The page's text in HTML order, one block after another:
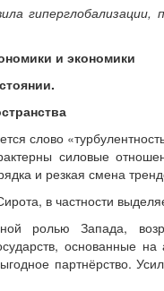
гиперглобализации,
и экономики
слово
силовые
и резкая смена
в частности
ролью Запада,
основанные на
партнёрство.